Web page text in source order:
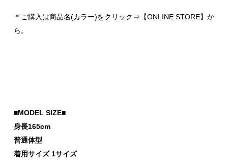
＊ご購入は商品名(カラー)をクリック⇒【ONLINE STORE】か
ら。
■MODEL SIZE■
身長165cm
普通体型
着用サイズ 1サイズ